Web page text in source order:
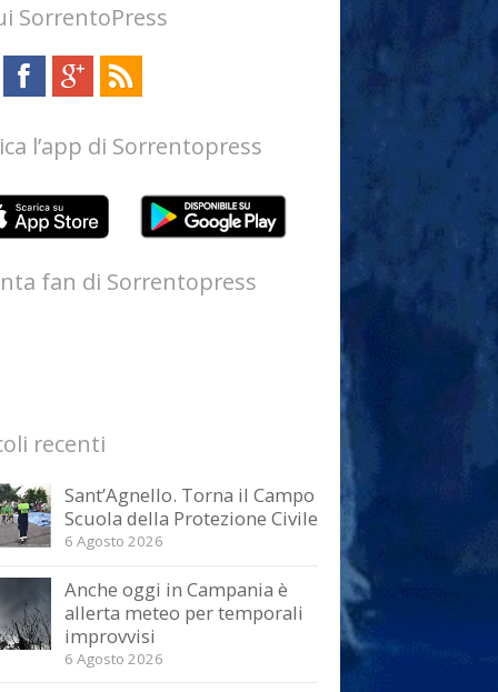
SorrentoPress
l’app di Sorrentopress
fan di Sorrentopress
recenti
Sant’Agnello. Torna il Campo
Scuola della Protezione Civile
6 Agosto 2026
Anche oggi in Campania è
allerta meteo per temporali
improvvisi
6 Agosto 2026